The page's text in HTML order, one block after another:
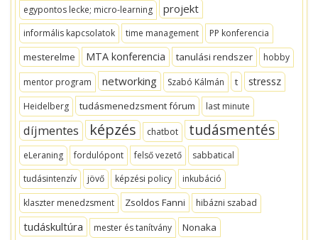
egypontos lecke; micro-learning projekt
informális kapcsolatok time management PP konferencia
mesterelme MTA konferencia tanulási rendszer hobby
mentor program networking Szabó Kálmán t stressz
Heidelberg tudásmenedzsment fórum last minute
díjmentes képzés chatbot tudásmentés
eLeraning fordulópont felső vezető
sabbatical
tudásintenzív
jövő képzési policy
inkubáció
klaszter menedzsment
Zsoldos Fanni hibázni szabad
tudáskultúra mester és tanítvány
Nonaka